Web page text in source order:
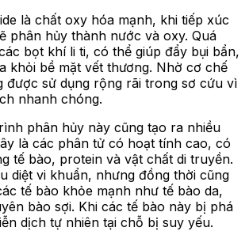
là chất oxy hóa mạnh, khi tiếp xúc
phân hủy thành nước và oxy. Quá
bọt khí li ti, có thể giúp đẩy bụi bẩn,
khỏi bề mặt vết thương. Nhờ cơ chế
được sử dụng rộng rãi trong sơ cứu vì
nhanh chóng.
phân hủy này cũng tạo ra nhiều
là các phân tử có hoạt tính cao, có
tế bào, protein và vật chất di truyền.
diệt vi khuẩn, nhưng đồng thời cũng
tế bào khỏe mạnh như tế bào da,
bào sợi. Khi các tế bào này bị phá
dịch tự nhiên tại chỗ bị suy yếu.